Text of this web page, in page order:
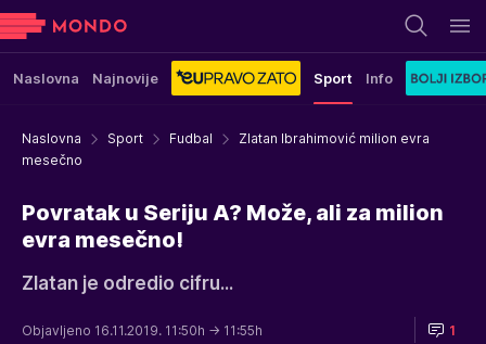
Naslovna Najnovije Sport Info
Naslovna Sport Fudbal
Zlatan Ibrahimović milion evra
mesečno
Povratak u Seriju A? Može, ali za milion
evra mesečno!
Zlatan je odredio cifru...
Objavljeno 16.11.2019. 11:50h → 11:55h 1